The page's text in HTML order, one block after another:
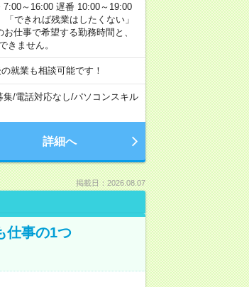
～16:00 遅番 10:00～19:00
できれば残業はしたくない」
仕事で希望する勤務時間と、
きません。
就業も相談可能です！
集/電話対応なし/パソコンスキル
詳細へ
掲載日：2026.08.07
仕事の1つ